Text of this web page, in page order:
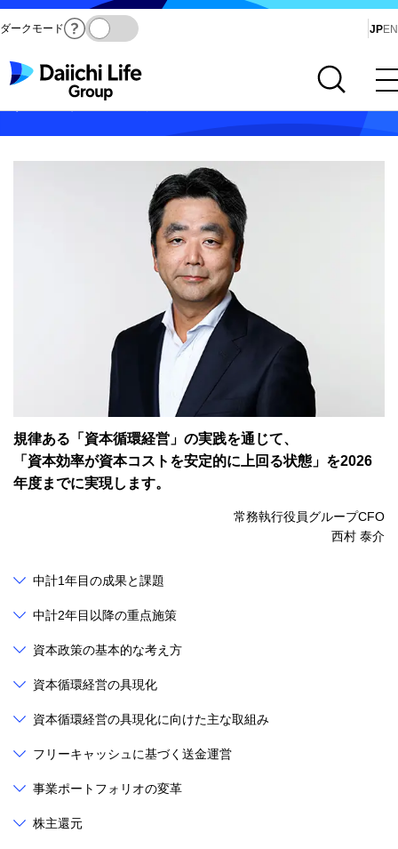
ダークモード JPEN
サイト内検索を開く
メインメニューを開く
グループCFOメッセージ
規律ある「資本循環経営」の実践を通じて、
「資本効率が資本コストを安定的に上回る状態」を2026
年度までに実現します。
常務執行役員グループCFO
西村 泰介
中計1年目の成果と課題
中計2年目以降の重点施策
資本政策の基本的な考え方
資本循環経営の具現化
資本循環経営の具現化に向けた主な取組み
フリーキャッシュに基づく送金運営
事業ポートフォリオの変革
株主還元